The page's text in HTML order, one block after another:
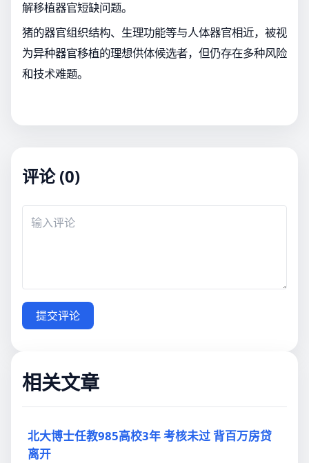
解移植器官短缺问题。
猪的器官组织结构、生理功能等与人体器官相近，被视
为异种器官移植的理想供体候选者，但仍存在多种风险
和技术难题。
评论 (0)
提交评论
相关文章
北大博士任教985高校3年 考核未过 背百万房贷
离开